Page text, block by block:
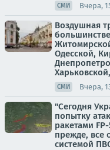
СМИ Вчера,
Воздушная
Одесской,
СМИ Вчера,
"Сегодня
попытку
ракетами
прежде, все
системой